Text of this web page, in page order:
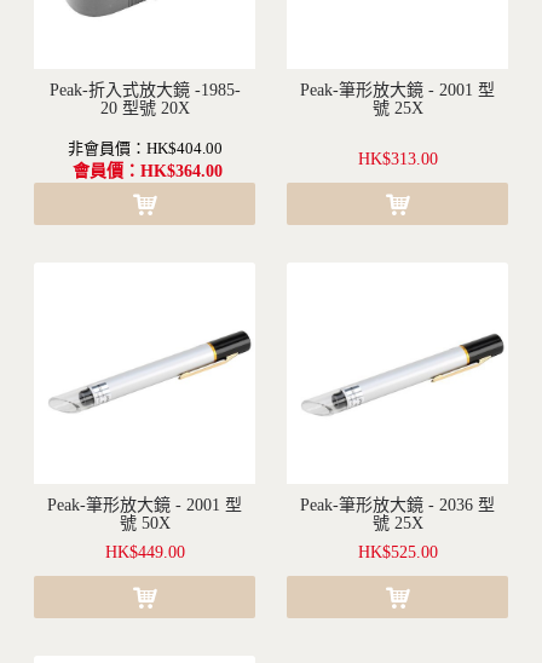
沒有現貨(訂購需要1-2個月不等的時間)
Peak-折入式放大鏡 -1985-
20 型號 20X
非會員價：HK$404.00
會員價：HK$364.00
沒有現貨(訂購需要1-2個月不等的時間)
Peak-筆形放大鏡 - 2001 型
號 25X
HK$313.00
沒有現貨(訂購需要1-2個月不等的時間)
Peak-筆形放大鏡 - 2001 型
號 50X
HK$449.00
沒有現貨(訂購需要1-2個月不等的時間)
Peak-筆形放大鏡 - 2036 型
號 25X
HK$525.00